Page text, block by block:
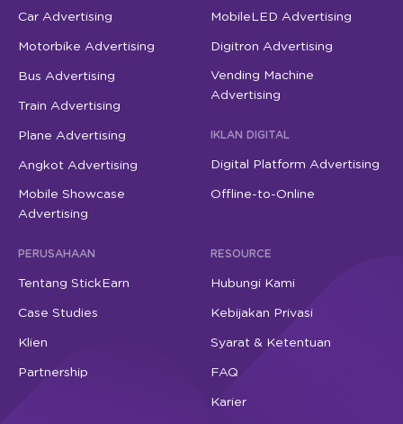
Car Advertising
Motorbike Advertising
Bus Advertising
Train Advertising
Plane Advertising
Angkot Advertising
Mobile Showcase
Advertising
MobileLED Advertising
Digitron Advertising
Vending Machine
Advertising
IKLAN DIGITAL
Digital Platform Advertising
Offline-to-Online
PERUSAHAAN
Tentang StickEarn
Case Studies
Klien
Partnership
RESOURCE
Hubungi Kami
Kebijakan Privasi
Syarat & Ketentuan
FAQ
Karier